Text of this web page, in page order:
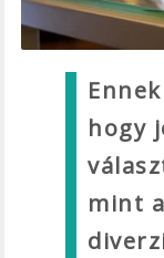
hogy
mint